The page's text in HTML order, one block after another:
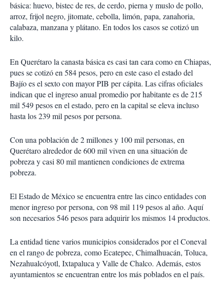
básica: huevo, bistec de res, de cerdo, pierna y muslo de pollo,
arroz, frijol negro, jitomate, cebolla, limón, papa, zanahoria,
calabaza, manzana y plátano. En todos los casos se cotizó un
kilo.
En Querétaro la canasta básica es casi tan cara como en Chiapas,
pues se cotizó en 584 pesos, pero en este caso el estado del
Bajío es el sexto con mayor PIB per cápita. Las cifras oficiales
indican que el ingreso anual promedio por habitante es de 215
mil 549 pesos en el estado, pero en la capital se eleva incluso
hasta los 239 mil pesos por persona.
Con una población de 2 millones y 100 mil personas, en
Querétaro alrededor de 600 mil viven en una situación de
pobreza y casi 80 mil mantienen condiciones de extrema
pobreza.
El Estado de México se encuentra entre las cinco entidades con
menor ingreso por persona, con 98 mil 119 pesos al año. Aquí
son necesarios 546 pesos para adquirir los mismos 14 productos.
La entidad tiene varios municipios considerados por el Coneval
en el rango de pobreza, como Ecatepec, Chimalhuacán, Toluca,
Nezahualcóyotl, Ixtapaluca y Valle de Chalco. Además, estos
ayuntamientos se encuentran entre los más poblados en el país.